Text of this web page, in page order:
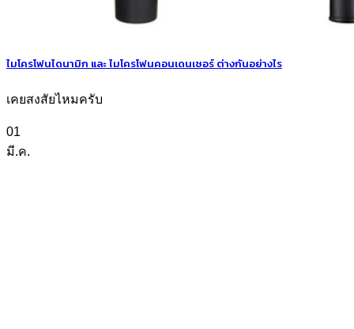
ไมโครโฟนไดนามิก และ ไมโครโฟนคอนเดนเซอร์ ต่างกันอย่างไร
เคยสงสัยไหมครับ
01
มี.ค.